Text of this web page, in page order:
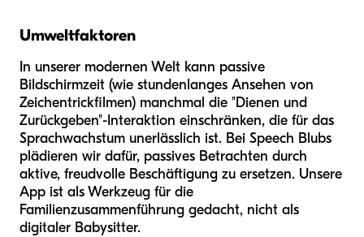
Umweltfaktoren
In unserer modernen Welt kann passive
Bildschirmzeit (wie stundenlanges Ansehen von
Zeichentrickfilmen) manchmal die "Dienen und
Zurückgeben"-Interaktion einschränken, die für das
Sprachwachstum unerlässlich ist. Bei Speech Blubs
plädieren wir dafür, passives Betrachten durch
aktive, freudvolle Beschäftigung zu ersetzen. Unsere
App ist als Werkzeug für die
Familienzusammenführung gedacht, nicht als
digitaler Babysitter.